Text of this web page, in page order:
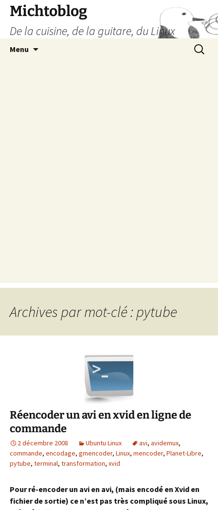
Aller
contenu
Michtoblog
De la cuisine, de la guitare, du Linux
Menu
Archives par mot-clé : pytube
Réencoder un avi en xvid en ligne de
commande
2 décembre 2008 Ubuntu Linux avi, avidemux,
commande, encodage, gmencoder, Linux, mencoder, Planet-Libre,
pytube, terminal, transformation, xvid
Pour ré-encoder un avi en avi, (mais encodé en Xvid en
fichier de sortie) ce n’est pas très compliqué sous Linux,